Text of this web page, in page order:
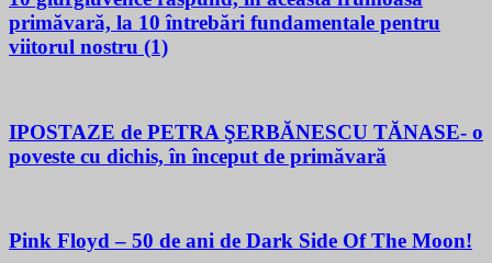
primăvară, la 10 întrebări fundamentale pentru
viitorul nostru (1)
IPOSTAZE de PETRA ŞERBĂNESCU TĂNASE- o
poveste cu dichis, în început de primăvară
Pink Floyd – 50 de ani de Dark Side Of The Moon!